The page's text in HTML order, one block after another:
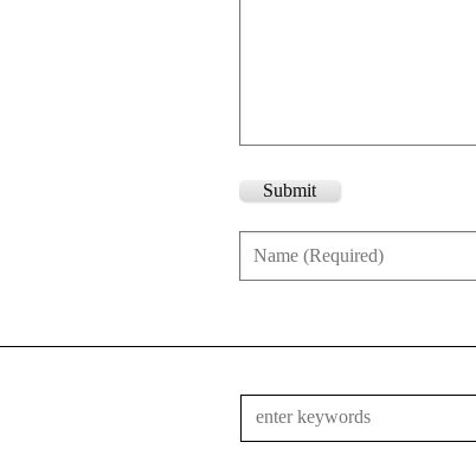
Submit